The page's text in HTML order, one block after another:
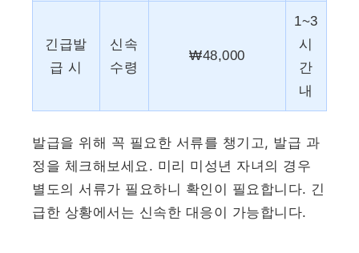
긴급발
급 시
신속
수령
₩48,000
1~3
시
간
내
발급을 위해 꼭 필요한 서류를 챙기고, 발급 과
정을 체크해보세요. 미리 미성년 자녀의 경우
별도의 서류가 필요하니 확인이 필요합니다. 긴
급한 상황에서는 신속한 대응이 가능합니다.